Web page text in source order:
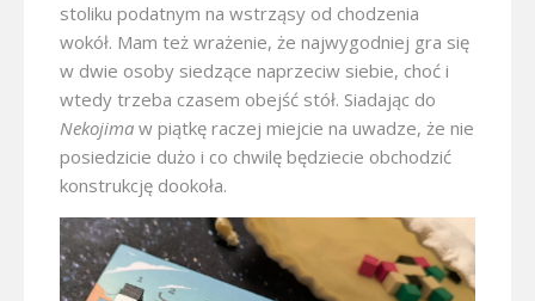
stoliku podatnym na wstrząsy od chodzenia
wokół. Mam też wrażenie, że najwygodniej gra się
w dwie osoby siedzące naprzeciw siebie, choć i
wtedy trzeba czasem obejść stół. Siadając do
Nekojima w piątkę raczej miejcie na uwadze, że nie
posiedzicie dużo i co chwilę będziecie obchodzić
konstrukcję dookoła.